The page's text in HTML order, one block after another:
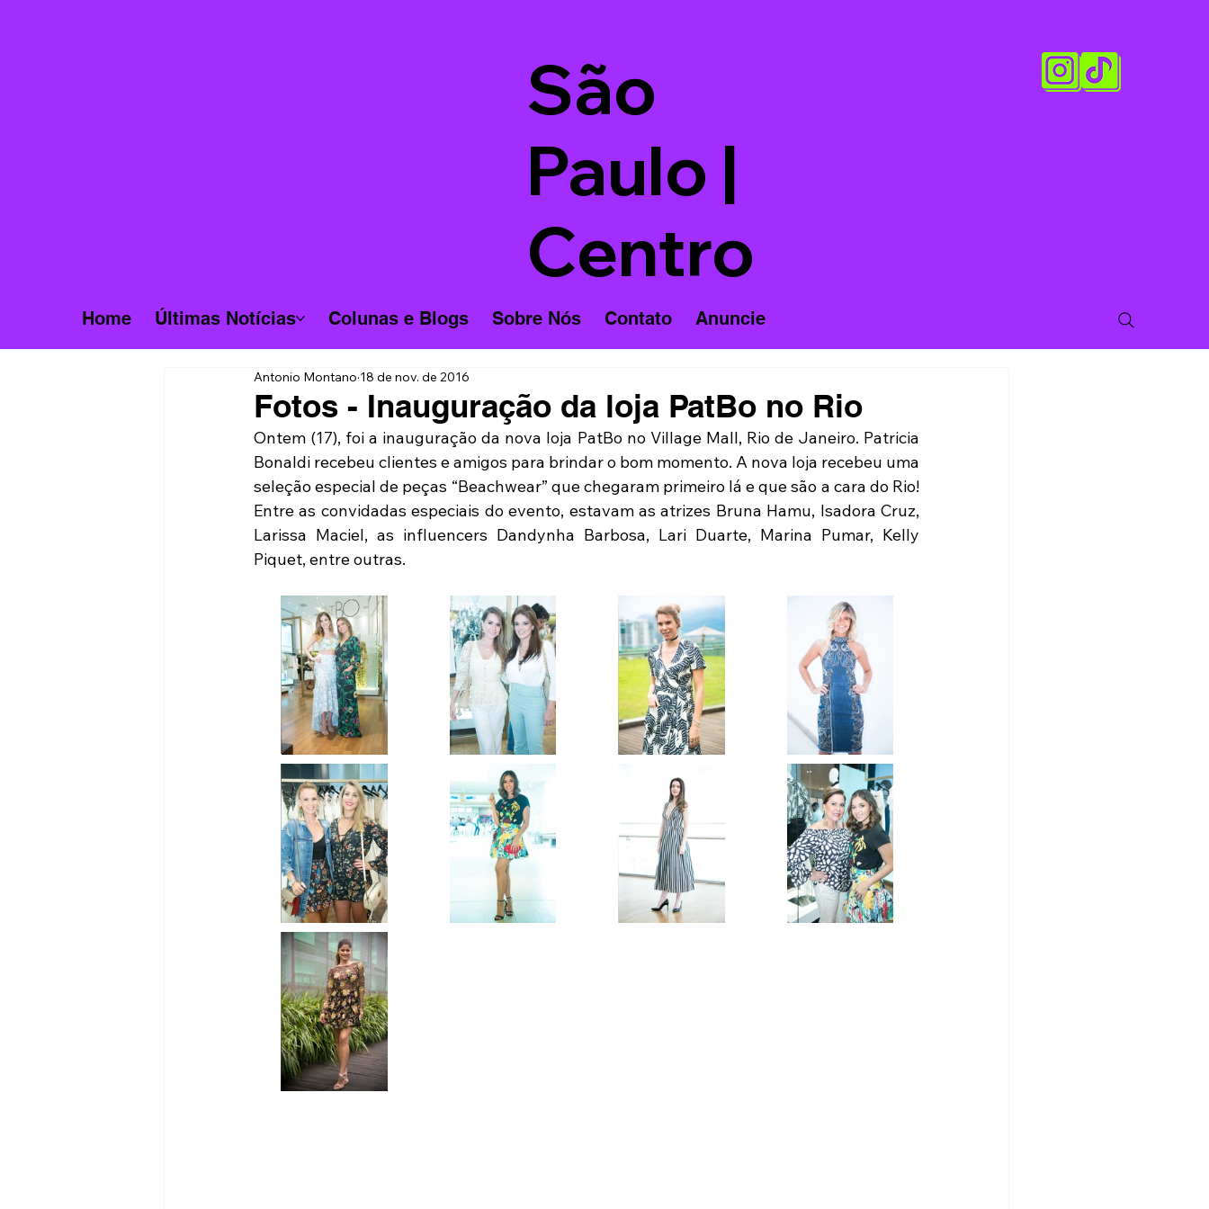
São
Paulo |
Centro
Home Últimas Notícias Colunas e Blogs Sobre Nós Contato Anuncie
Fotos - Inauguração da loja PatBo no Rio
Antonio Montano 18 de nov. de 2016
Ontem (17), foi a inauguração da nova loja PatBo no Village Mall, Rio de Janeiro. Patricia
Bonaldi recebeu clientes e amigos para brindar o bom momento. A nova loja recebeu uma
seleção especial de peças “Beachwear” que chegaram primeiro lá e que são a cara do Rio!
Entre as convidadas especiais do evento, estavam as atrizes Bruna Hamu, Isadora Cruz,
Larissa Maciel, as influencers Dandynha Barbosa, Lari Duarte, Marina Pumar, Kelly
Piquet, entre outras.